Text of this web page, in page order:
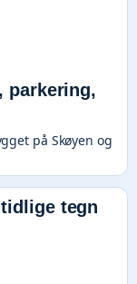
parkering,
på Skøyen og